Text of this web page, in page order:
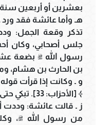
بعشرين أو أربعين
هـ وأما عائشة فقد
تذكر وقعة الجمل:
جلس أصحابي، وكان
رسول الله ﷺ بضعة
بن الحارث بن هشام،
و ـ وكانت إذا قرأت
﴾ [الأحزاب: 33]. تبكي حتى تبل خمارها.
ز ـ قالت عائشة: وددت
من رسول الله ﷺ،